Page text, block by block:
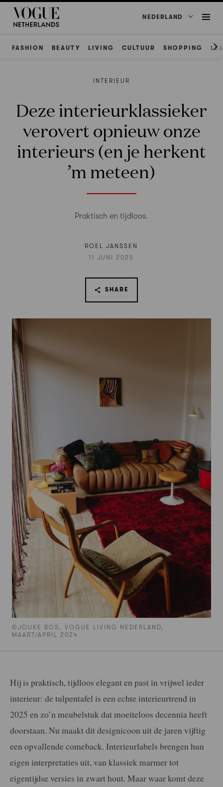
NEDERLAND
FASHION BEAUTY LIVING CULTUUR SHOPPING
©JOUKE BOS, VOGUE LIVING NEDERLAND,
MAART/APRIL 2024
INTERIEUR
Deze interieurklassieker
verovert opnieuw onze
interieurs (en je herkent
’m meteen)
Praktisch en tijdloos.
ROEL JANSSEN
11 JUNI 2025
SHARE
Hij is praktisch, tijdloos elegant en past in vrijwel ieder
interieur: de tulpentafel is een echte interieurtrend in
2025 en zo’n meubelstuk dat moeiteloos decennia heeft
doorstaan. Nu maakt dit designicoon uit de jaren vijftig
een opvallende comeback. Interieurlabels brengen hun
eigen interpretaties uit, van klassiek marmer tot
eigentijdse versies in zwart hout. Maar waar komt deze